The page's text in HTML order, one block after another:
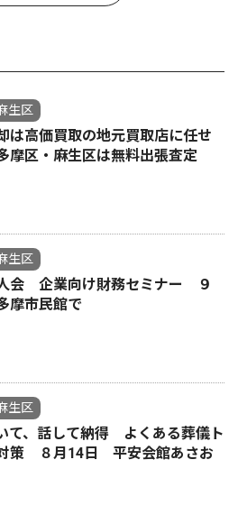
生区
は高価買取の地元買取店に任せ
区・麻生区は無料出張査定
生区
会 企業向け財務セミナー ９
市民館で
生区
て、話して納得 よくある葬儀ト
策 ８月14日 平安会館あさお